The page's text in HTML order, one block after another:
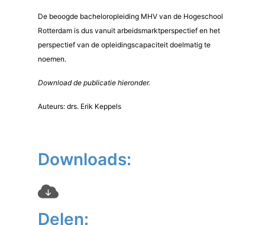
De beoogde bacheloropleiding MHV van de Hogeschool
Rotterdam is dus vanuit arbeidsmarktperspectief en het
perspectief van de opleidingscapaciteit doelmatig te
noemen.
Download de publicatie hieronder.
Auteurs: drs. Erik Keppels
Downloads:
Delen: